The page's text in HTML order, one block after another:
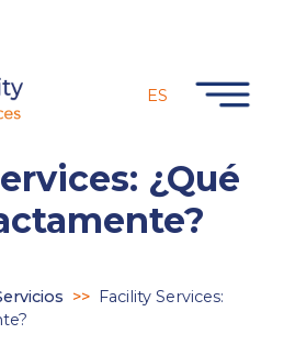
ES
¿Qué
>> Facility Services: